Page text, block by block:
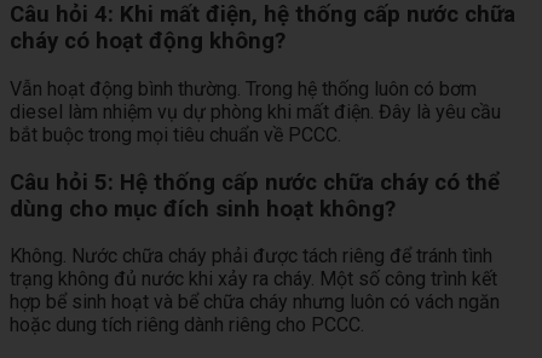
Câu hỏi 4: Khi mất điện, hệ thống cấp nước chữa
cháy có hoạt động không?
Vẫn hoạt động bình thường. Trong hệ thống luôn có bơm
diesel làm nhiệm vụ dự phòng khi mất điện. Đây là yêu cầu
bắt buộc trong mọi tiêu chuẩn về PCCC.
Câu hỏi 5: Hệ thống cấp nước chữa cháy có thể
dùng cho mục đích sinh hoạt không?
Không. Nước chữa cháy phải được tách riêng để tránh tình
trạng không đủ nước khi xảy ra cháy. Một số công trình kết
hợp bể sinh hoạt và bể chữa cháy nhưng luôn có vách ngăn
hoặc dung tích riêng dành riêng cho PCCC.